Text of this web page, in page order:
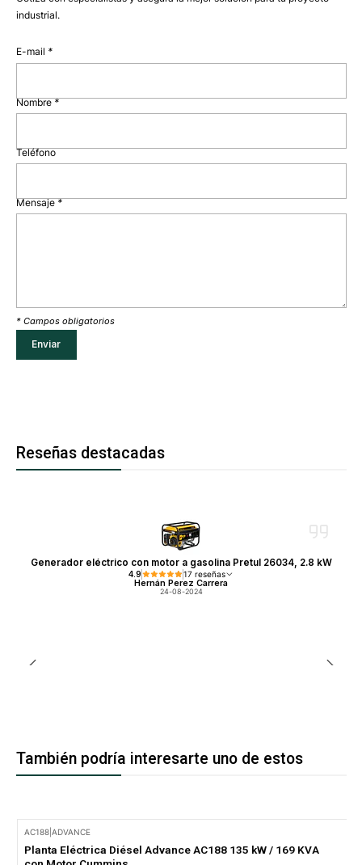
industrial.
E-mail *
Nombre*
Teléfono
Mensaje *
* Campos obligatorios
Reseñas destacadas
Generador eléctrico con motor a gasolina Pretul 26034, 2.8 kW
4.9 17 reseñas
Hernán Perez Carrera
24-08-2024
También podría interesarte uno de estos
AC188 |ADVANCE
Planta Eléctrica Diésel Advance AC188 135 kW / 169 KVA